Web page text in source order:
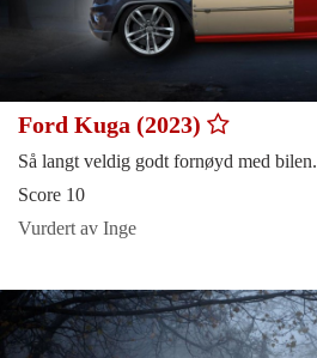
Ford Kuga (2023)
Så langt veldig godt fornøyd med bilen.
Score 10
Vurdert av Inge